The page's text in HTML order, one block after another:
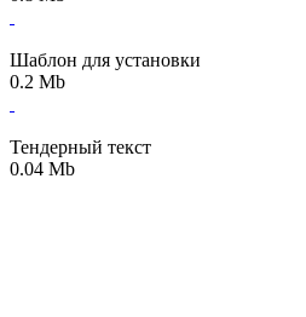
Шаблон для установки
0.2 Mb
Тендерный текст
0.04 Mb